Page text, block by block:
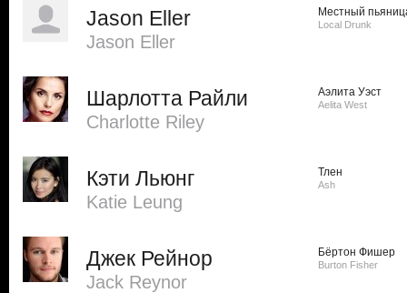
Jason Eller
Jason Eller
Местный
Local Drunk
Шарлотта Райли
Charlotte Riley
Аэлита Уэст
Aelita West
Кэти Льюнг
Katie Leung
Тлен
Ash
Джек Рейнор
Jack Reynor
Бёртон Фишер
Burton Fisher